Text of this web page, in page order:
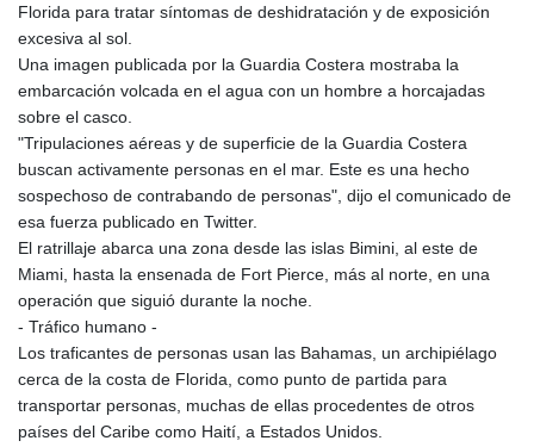
IRR
ISK 142.572116
JEP 0.857346
JOD 0.817863
JPY 182.641857
KES 149.279328
KGS 100.875887
KHR 4684.773512
KMF 492.554315
KRW 1633.35962
KYD 0.961169
KZT 540.560026
LAK 26041.078389
LBP
Florida para tratar síntomas de deshidratación y de exposición
excesiva al sol.
Una imagen publicada por la Guardia Costera mostraba la
embarcación volcada en el agua con un hombre a horcajadas
sobre el casco.
"Tripulaciones aéreas y de superficie de la Guardia Costera
buscan activamente personas en el mar. Este es una hecho
sospechoso de contrabando de personas", dijo el comunicado de
esa fuerza publicado en Twitter.
El ratrillaje abarca una zona desde las islas Bimini, al este de
Miami, hasta la ensenada de Fort Pierce, más al norte, en una
operación que siguió durante la noche.
- Tráfico humano -
Los traficantes de personas usan las Bahamas, un archipiélago
cerca de la costa de Florida, como punto de partida para
transportar personas, muchas de ellas procedentes de otros
países del Caribe como Haití, a Estados Unidos.